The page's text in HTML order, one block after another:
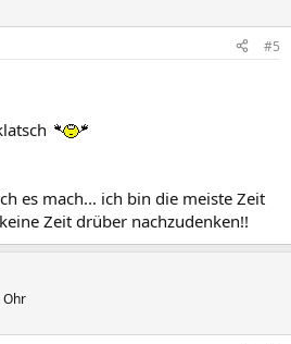
#5
es mach... ich bin die meiste Zeit
Zeit drüber nachzudenken!!